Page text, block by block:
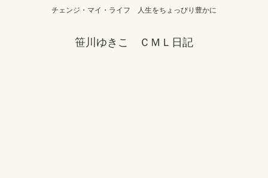
チェンジ・マイ・ライフ 人生をちょっぴり豊かに
笹川ゆきこ ＣＭＬ日記